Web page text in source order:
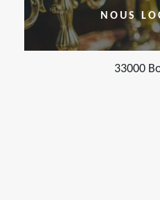
NOUS
33000